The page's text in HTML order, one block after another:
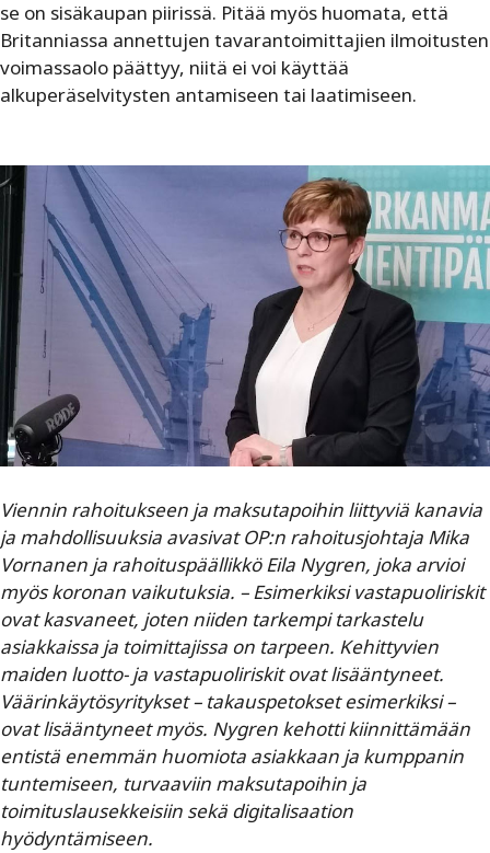
se on sisäkaupan piirissä. Pitää myös huomata, että
Britanniassa annettujen tavarantoimittajien ilmoitusten
voimassaolo päättyy, niitä ei voi käyttää
alkuperäselvitysten antamiseen tai laatimiseen.
Viennin rahoitukseen ja maksutapoihin liittyviä kanavia
ja mahdollisuuksia avasivat OP:n rahoitusjohtaja Mika
Vornanen ja rahoituspäällikkö Eila Nygren, joka arvioi
myös koronan vaikutuksia. – Esimerkiksi vastapuoliriskit
ovat kasvaneet, joten niiden tarkempi tarkastelu
asiakkaissa ja toimittajissa on tarpeen. Kehittyvien
maiden luotto- ja vastapuoliriskit ovat lisääntyneet.
Väärinkäytösyritykset – takauspetokset esimerkiksi –
ovat lisääntyneet myös. Nygren kehotti kiinnittämään
entistä enemmän huomiota asiakkaan ja kumppanin
tuntemiseen, turvaaviin maksutapoihin ja
toimituslausekkeisiin sekä digitalisaation
hyödyntämiseen.